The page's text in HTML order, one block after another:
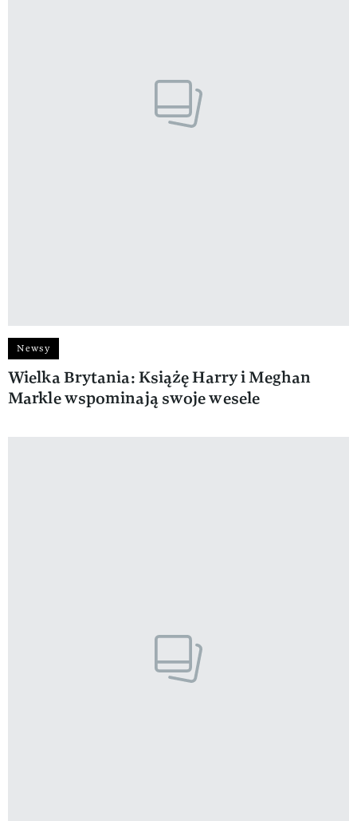
Newsy
Wielka Brytania: Książę Harry i Meghan
Markle wspominają swoje wesele